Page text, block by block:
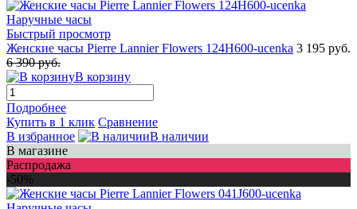
Быстрый просмотр
Женские часы Pierre Lannier Flowers 124H600-ucenka 3 195 руб.
6 390 руб.
В корзину
Подробнее
Купить в 1 клик Сравнение
В избранное
В наличии
В магазине
Распродажа
-50%